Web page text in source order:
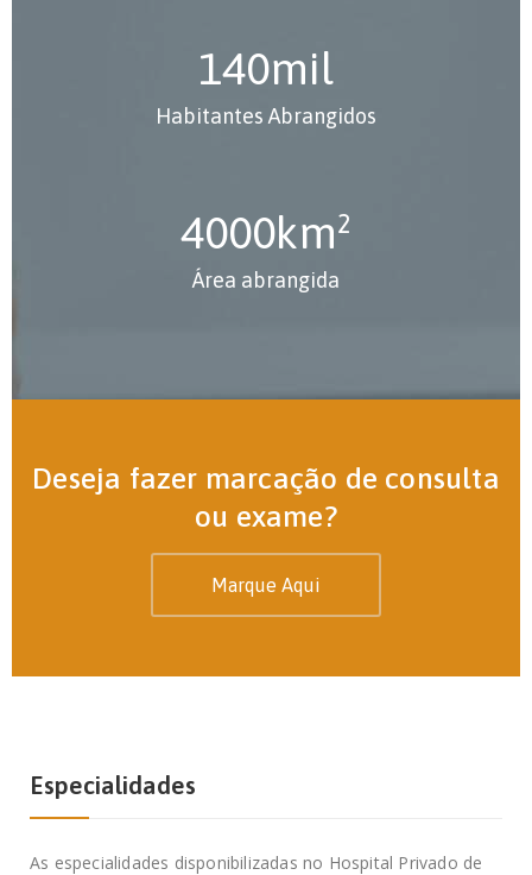
140mil
Habitantes Abrangidos
4000km²
Área abrangida
Deseja fazer marcação de consulta
ou exame?
Marque Aqui
Especialidades
As especialidades disponibilizadas no Hospital Privado de